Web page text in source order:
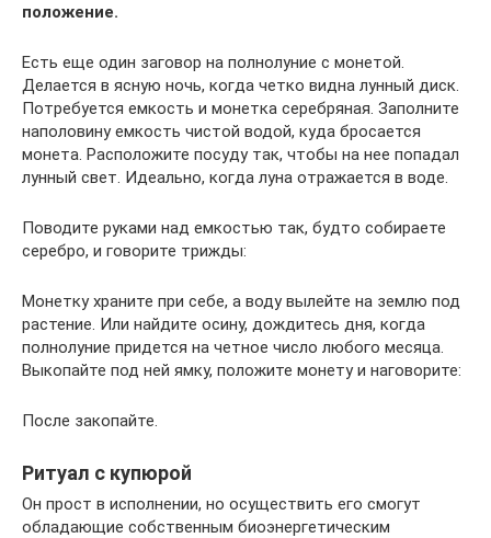
положение.
Есть еще один заговор на полнолуние с монетой.
Делается в ясную ночь, когда четко видна лунный диск.
Потребуется емкость и монетка серебряная. Заполните
наполовину емкость чистой водой, куда бросается
монета. Расположите посуду так, чтобы на нее попадал
лунный свет. Идеально, когда луна отражается в воде.
Поводите руками над емкостью так, будто собираете
серебро, и говорите трижды:
Монетку храните при себе, а воду вылейте на землю под
растение. Или найдите осину, дождитесь дня, когда
полнолуние придется на четное число любого месяца.
Выкопайте под ней ямку, положите монету и наговорите:
После закопайте.
Ритуал с купюрой
Он прост в исполнении, но осуществить его смогут
обладающие собственным биоэнергетическим